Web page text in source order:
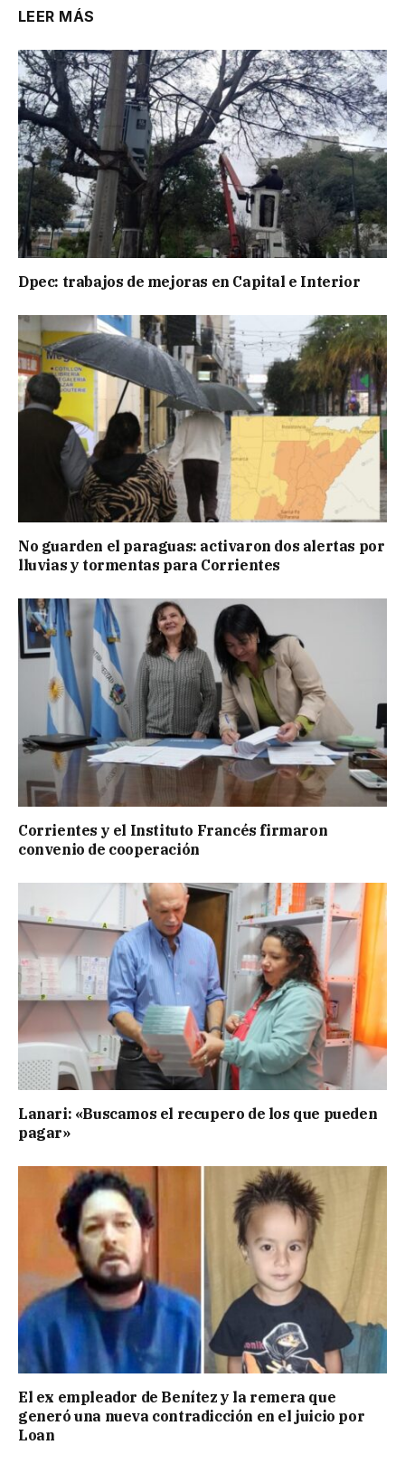
LEER MÁS
Dpec: trabajos de mejoras en Capital e Interior
No guarden el paraguas: activaron dos alertas por
lluvias y tormentas para Corrientes
Corrientes y el Instituto Francés firmaron
convenio de cooperación
Lanari: «Buscamos el recupero de los que pueden
pagar»
El ex empleador de Benítez y la remera que
generó una nueva contradicción en el juicio por
Loan